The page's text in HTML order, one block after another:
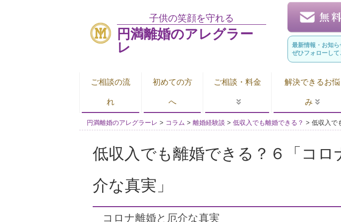
子供の笑顔を守れる
円満離婚のアレグラー
レ
最新情報・お知
ぜひフォローし
ご相談の流
れ
初めての方
へ
ご相談・料金 解決できるお悩
み
円満離婚のアレグラーレ > コラム > 離婚経験談 > 低収入でも離婚できる？ > 低収入で
低収入でも離婚できる？６「コロ
介な真実」
コロナ離婚と厄介な真実